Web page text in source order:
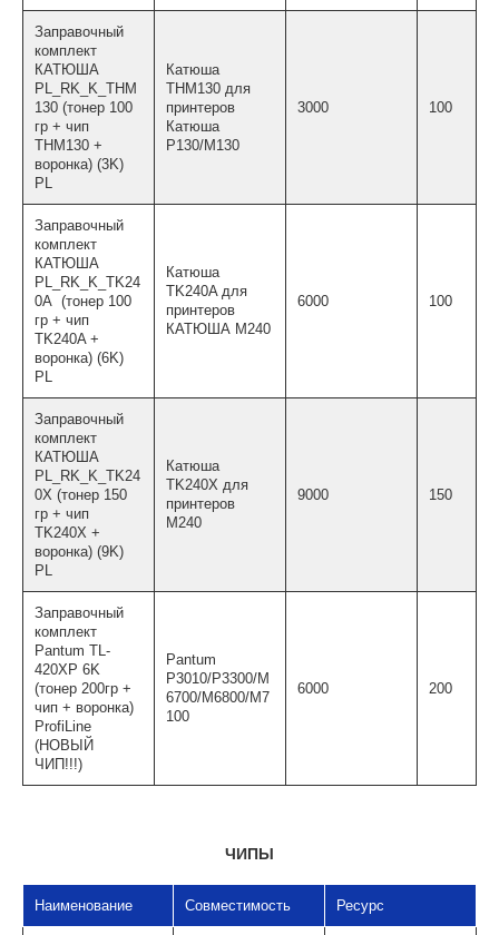
Заправочный
комплект
КАТЮША
PL_RK_K_THM
130 (тонер 100
гр + чип
THM130 +
воронка) (3K)
PL
Катюша
THM130 для
принтеров
Катюша
Р130/M130
3000 100
Заправочный
комплект
КАТЮША
PL_RK_K_TK24
0A (тонер 100
гр + чип
TK240A +
воронка) (6K)
PL
Катюша
TK240A для
принтеров
КАТЮША М240
6000 100
Заправочный
комплект
КАТЮША
PL_RK_K_TK24
0X (тонер 150
гр + чип
TK240X +
воронка) (9K)
PL
Катюша
TK240X для
принтеров
М240
9000 150
Заправочный
комплект
Pantum TL-
420XP 6K
(тонер 200гр +
чип + воронка)
ProfiLine
(НОВЫЙ
ЧИП!!!)
Pantum
P3010/P3300/M
6700/M6800/M7
100
6000 200
ЧИПЫ
Наименование Совместимость Ресурс